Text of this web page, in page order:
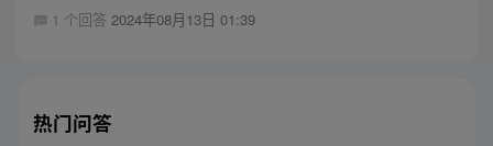
1 个回答 2024年08月13日 01:39
热门问答